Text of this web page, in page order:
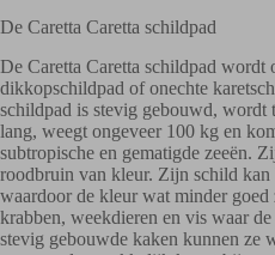
De Caretta Caretta schildpad
De Caretta Caretta schildpad wordt
dikkopschildpad of onechte
schildpad is stevig gebouwd, wordt
lang, weegt ongeveer 100 kg en
subtropische en gematigde zeeën.
roodbruin van kleur. Zijn schild kan
waardoor de kleur wat minder goed
krabben, weekdieren en vis waar
stevig gebouwde kaken kunnen ze